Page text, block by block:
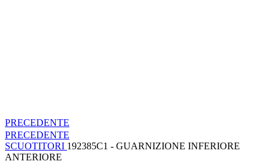
PRECEDENTE
PRECEDENTE
SCUOTITORI 192385C1 - GUARNIZIONE INFERIORE
ANTERIORE